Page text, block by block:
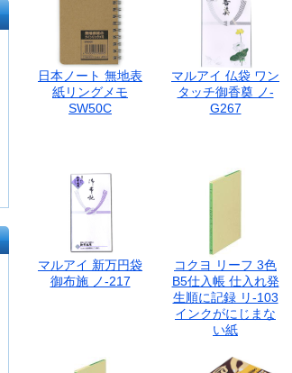
日本ノート 無地表
紙リングメモ
SW50C
マルアイ 仏袋 ワン
タッチ御香奠 ノ-
G267
マルアイ 新万円袋
御布施 ノ-217
コクヨ リーフ 3色
B5仕入帳 仕入れ発
生順に記録 リ-103
インクがにじまな
い紙